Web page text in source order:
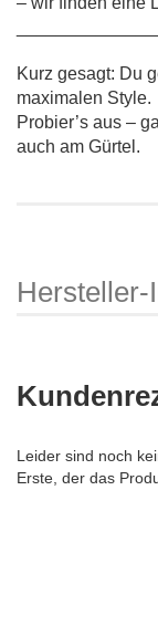
Kurz gesagt: Du
maximalen Style.
Probier’s aus –
auch am Gürtel.
Hersteller-
Leider sind noch
Erste, der das